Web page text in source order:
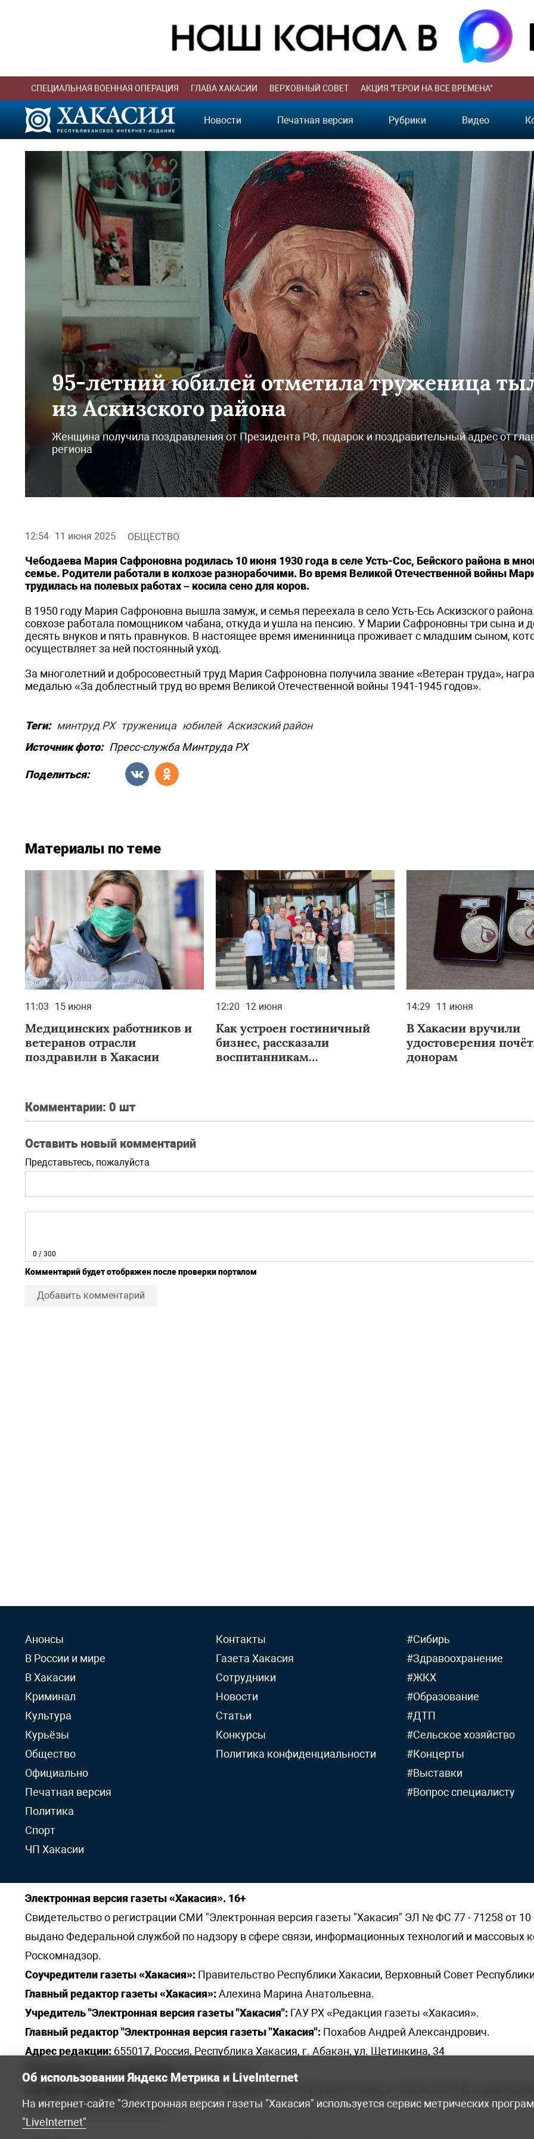
СПЕЦИАЛЬНАЯ ВОЕННАЯ ОПЕРАЦИЯ ГЛАВА ХАКАСИИ ВЕРХОВНЫЙ СОВЕТ АКЦИЯ "ГЕРОИ НА ВСЕ ВРЕМЕНА"
Новости Печатная версия Рубрики Видео
95-летний юбилей отметила труженица
из Аскизского района
Женщина получила поздравления от Президента РФ, подарок и поздравительный адрес от
региона
12:54 11 июня 2025 ОБЩЕСТВО
Чебодаева Мария Сафроновна родилась 10 июня 1930 года в селе Усть-Сос, Бейского района в
семье. Родители работали в колхозе разнорабочими. Во время Великой Отечественной войны
трудилась на полевых работах – косила сено для коров.
В 1950 году Мария Сафроновна вышла замуж, и семья переехала в село Усть-Есь Аскизского
совхозе работала помощником чабана, откуда и ушла на пенсию. У Марии Сафроновны три сына и
десять внуков и пять правнуков. В настоящее время именинница проживает с младшим сыном,
осуществляет за ней постоянный уход.
За многолетний и добросовестный труд Мария Сафроновна получила звание «Ветеран труда»,
медалью «За доблестный труд во время Великой Отечественной войны 1941-1945 годов».
Теги: минтруд РХ труженица юбилей Аскизский район
Источник фото: Пресс-служба Минтруда РХ
Поделиться:
Материалы по теме
11:03 15 июня
Медицинских работников и
ветеранов отрасли
поздравили в Хакасии
12:20 12 июня
Как устроен гостиничный
бизнес, рассказали
воспитанникам
14:29 11 июня
В Хакасии вручили
удостоверения
донорам
Комментарии: 0 шт
Оставить новый комментарий
Представьтесь, пожалуйста
0 / 300
Комментарий будет отображен после проверки порталом
Добавить комментарий
Анонсы
В России и мире
В Хакасии
Криминал
Культура
Курьёзы
Общество
Официально
Печатная версия
Политика
Спорт
ЧП Хакасии
Контакты
Газета Хакасия
Сотрудники
Новости
Статьи
Конкурсы
Политика конфиденциальности
#Сибирь
#Здравоохранение
#ЖКХ
#Образование
#ДТП
#Сельское хозяйство
#Концерты
#Выставки
#Вопрос специалисту
Электронная версия газеты «Хакасия». 16+
Свидетельство о регистрации СМИ "Электронная версия газеты "Хакасия" ЭЛ № ФС 77 - 71258 от 10
выдано Федеральной службой по надзору в сфере связи, информационных технологий и массовых
Роскомнадзор.
Соучредители газеты «Хакасия»: Правительство Республики Хакасии, Верховный Совет
Главный редактор газеты «Хакасия»:Алехина Марина Анатольевна.
Учредитель "Электронная версия газеты "Хакасия": ГАУ РХ «Редакция газеты «Хакасия».
Главный редактор "Электронная версия газеты "Хакасия": Похабов Андрей Александрович.
Адрес редакции: 655017, Россия, Республика Хакасия, г. Абакан, ул. Щетинкина, 34
Электронная почта редакции: khakred@r-19.ru
elena.s.korotkowa@yandex.ru.
Об использовании Яндекс Метрика и LiveInternet
На интернет-сайте "Электронная версия газеты "Хакасия" используется сервис метрических
"LiveInternet"